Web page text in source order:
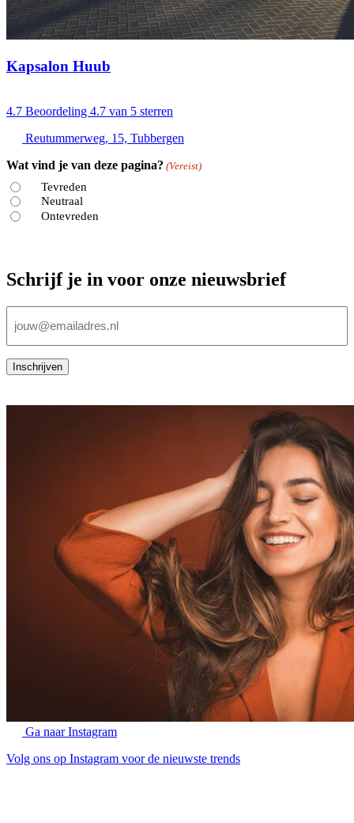
Kapsalon Huub
4.7 Beoordeling 4.7 van 5 sterren
Reutummerweg, 15, Tubbergen
Wat vind je van deze pagina? (Vereist)
Tevreden
Neutraal
Ontevreden
Schrijf je in voor onze nieuwsbrief
mailadres
Inschrijven
Ga naar Instagram
Volg ons op Instagram voor de nieuwste trends